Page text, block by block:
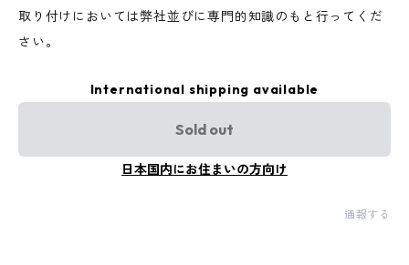
取り付けにおいては弊社並びに専門的知識のもと行ってくだ
さい。
International shipping available
Sold out
日本国内にお住まいの方向け
通報する